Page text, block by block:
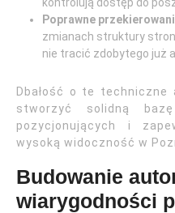
Poprawne
zmianach struktury
nie tracić zdobytego już
Dbałość o te
stworzyć solidną
pozycjonujących i
wysoką widoczność w
Budowanie
wiarygodności